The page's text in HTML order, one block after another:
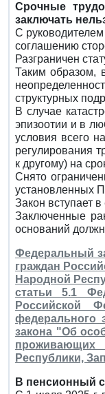
Срочные
заключать
С
соглашению
Разграничен
Таким образом,
структурных
В случае
эпизоотии и в
условия всего
регулирования
к другому) на
Снято
установленных
Закон вступает
Заключенные
оснований
Федеральный
граждан
Народной
статьи 5.1
Российской
федерального
закона "Об
проживающих
Республики,
В пенсионный